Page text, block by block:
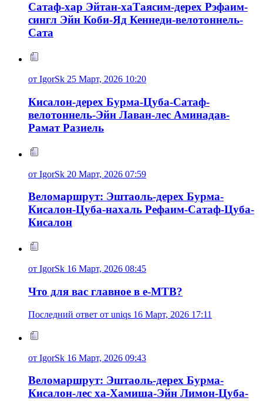
Сатаф-хар Эйтан-хаТаясим-дерех Рэфаим-
сингл Эйн Коби-Яд Кеннеди-велотоннель-
Сата
от IgorSk 25 Март, 2026 10:20
Кисалон-дерех Бурма-Цуба-Сатаф-
велотоннель-Эйн Лаван-лес Аминадав-
Рамат Разиель
от IgorSk 20 Март, 2026 07:59
Веломаршрут: Эштаоль-дерех Бурма-
Кисалон-Цуба-нахаль Рефаим-Сатаф-Цуба-
Кисалон
от IgorSk 16 Март, 2026 08:45
Что для вас главное в e-MTB?
Последний ответ от uniqs 16 Март, 2026 17:11
от IgorSk 16 Март, 2026 09:43
Веломаршрут: Эштаоль-дерех Бурма-
Кисалон-лес ха-Хамиша-Эйн Лимон-Цуба-